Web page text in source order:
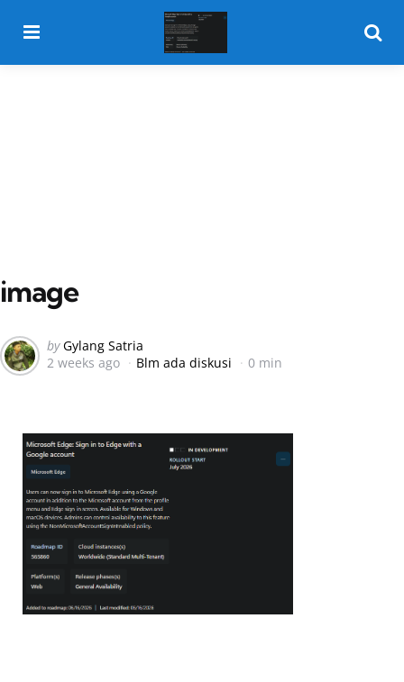
image
Posted
by
by Gylang Satria
2 weeks ago
Blm ada diskusi 0 min